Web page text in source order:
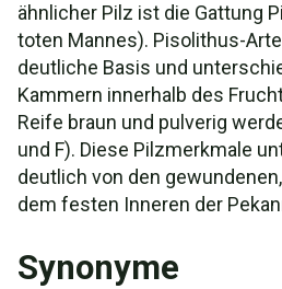
ähnlicher Pilz ist die Gattung
toten Mannes). Pisolithus-
deutliche Basis und
Kammern innerhalb des
Reife braun und pulverig
und F). Diese Pilzmerkmale
deutlich von den
dem festen Inneren der
Synonyme